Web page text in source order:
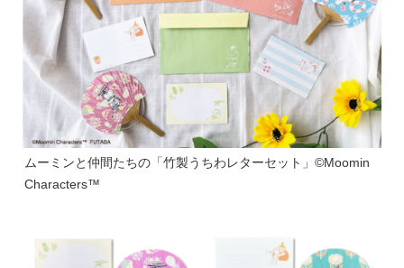
ムーミンと仲間たちの「竹製うちわレターセット」©Moomin
Characters™